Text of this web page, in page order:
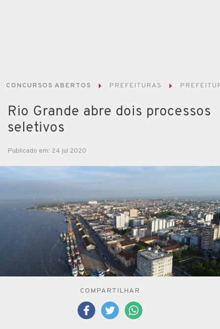
CONCURSOS ABERTOS PREFEITURAS
Rio Grande abre dois processos
seletivos
Publicado em: 24 jul 2020
COMPARTILHAR